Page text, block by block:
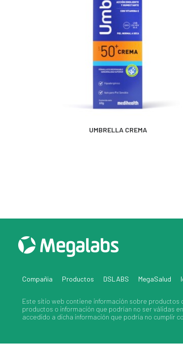
MÁS INFORMACIÓN
UMBRELLA CREMA
Compañia Productos DSLABS MegaSalud
Este sitio web contiene información sobre productos
productos o información que podrían no ser válidas
accedido a dicha información que podría no cumplir